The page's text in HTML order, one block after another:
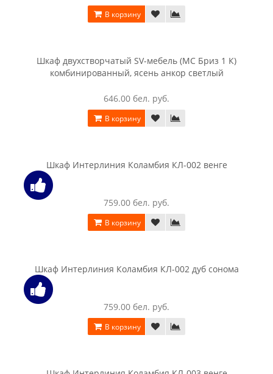
Стеллаж приставной Кортекс-мебель Сенатор КМ32-45,
В корзину
Стеллаж приставной Кортекс-мебель Сенатор КМ32-45,
Стеллаж приставной Кортекс-мебель Сенатор КМ32-45, дуб